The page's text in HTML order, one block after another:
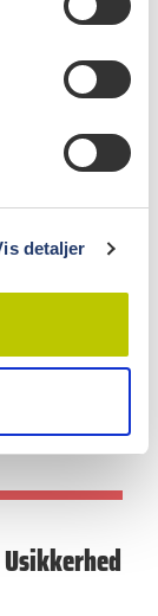
detaljer
fra
systemisk
af